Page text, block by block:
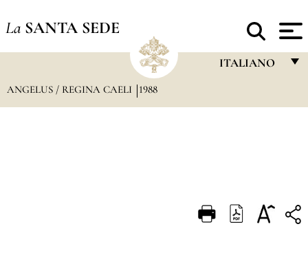
La SANTA SEDE
ITALIANO
DEUTSCH
ANGELUS / REGINA CAELI 1988